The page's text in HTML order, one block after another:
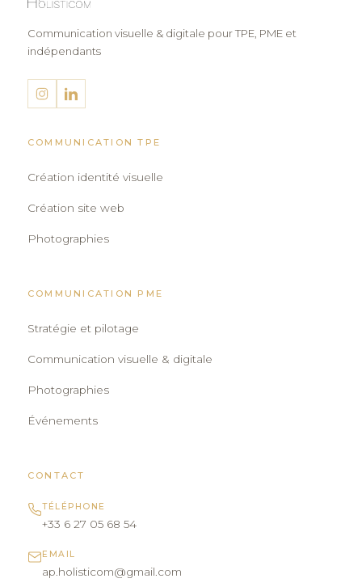
Communication visuelle & digitale pour TPE, PME et
indépendants
COMMUNICATION TPE
Création identité visuelle
Création site web
Photographies
COMMUNICATION PME
Stratégie et pilotage
Communication visuelle & digitale
Photographies
Événements
CONTACT
TÉLÉPHONE
+33 6 27 05 68 54
EMAIL
ap.holisticom@gmail.com